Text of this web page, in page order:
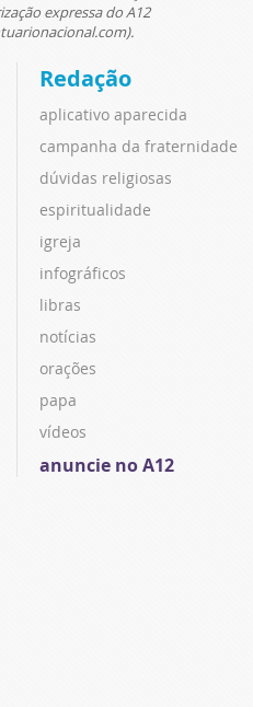
expressa do A12
Redação
aplicativo aparecida
campanha da fraternidade
dúvidas religiosas
espiritualidade
igreja
infográficos
libras
notícias
orações
papa
vídeos
anuncie no A12